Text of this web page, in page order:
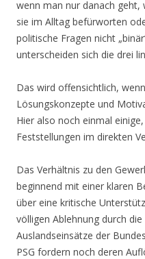
wenn man nur danach geht,
sie im Alltag befürworten
politische Fragen nicht
unterscheiden sich die drei
Das wird offensichtlich,
Lösungskonzepte und
Hier also noch einmal
Feststellungen im direkten
Das Verhältnis zu den
beginnend mit einer klaren
über eine kritische
völligen Ablehnung durch
Auslandseinsätze der
PSG fordern noch deren